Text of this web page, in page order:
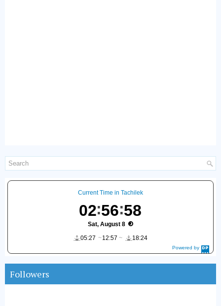
Powered by
DaysPedia.c
Current Time in Tachilek
02 56 59
Sat, August 8
05:27
12:57 18:24
Followers